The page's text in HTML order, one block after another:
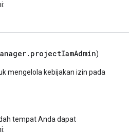
)
mengelola kebijakan izin pada
tempat Anda dapat